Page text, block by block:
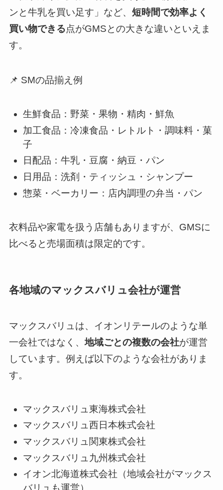
ンと牛乳を買い足す」など、 短時間で効率よく
買い物できる点がGMSとの大きな違いといえま
す。
📌 SMの品揃え例
生鮮食品：野菜・果物・精肉・鮮魚
加工食品：冷凍食品・レトルト・調味料・菓
子
日配品：牛乳・豆腐・納豆・パン
日用品：洗剤・ティッシュ・シャンプー
惣菜・ベーカリー：店内調理の弁当・パン
衣料品や家電を扱う店舗もありますが、GMSに
比べると売場面積は限定的です。
各地域のマックスバリュ会社が運営
マックスバリュは、イオンリテールのような単
一会社ではなく、地域ごとの複数の会社が運営
しています。例えば以下のような会社がありま
す。
マックスバリュ東海株式会社
マックスバリュ西日本株式会社
マックスバリュ関東株式会社
マックスバリュ九州株式会社
イオン北海道株式会社（地域会社がマックス